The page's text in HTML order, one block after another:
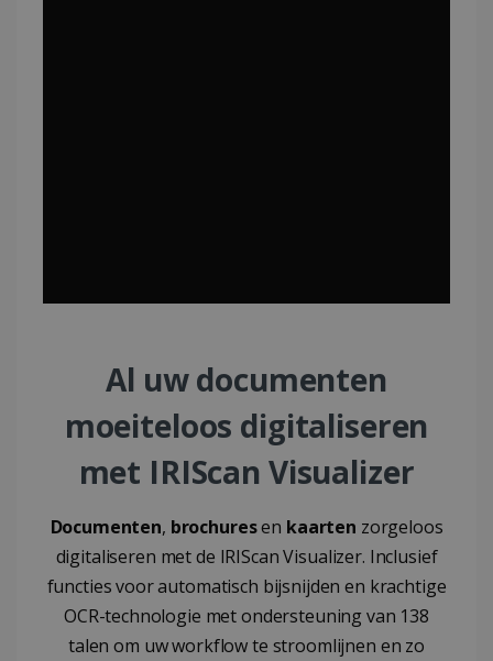
Al uw documenten
moeiteloos digitaliseren
met IRIScan Visualizer
Documenten, brochuresen kaarten zorgeloos
digitaliseren met de IRIScan Visualizer. Inclusief
functies voor automatisch bijsnijden en krachtige
OCR-technologie met ondersteuning van 138
talen om uw workflow te stroomlijnen en zo